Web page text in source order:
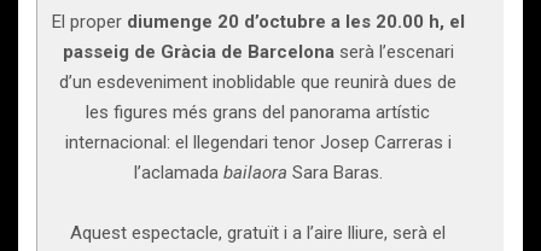
El proper diumenge 20 d’octubre a les 20.00 h, el
passeig de Gràcia de Barcelonaserà l’escenari
d’un esdeveniment inoblidable que reunirà dues de
les figures més grans del panorama artístic
internacional: el llegendari tenor Josep Carreras i
l’aclamada bailaora Sara Baras.
Aquest espectacle, gratuït i a l’aire lliure, serà el